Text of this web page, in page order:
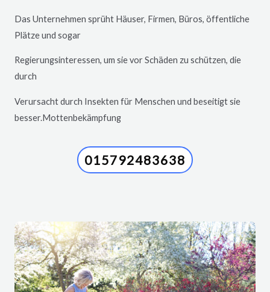
Das Unternehmen sprüht Häuser, Firmen, Büros, öffentliche
Plätze und sogar
Regierungsinteressen, um sie vor Schäden zu schützen, die
durch
Verursacht durch Insekten für Menschen und beseitigt sie
besser.Mottenbekämpfung
015792483638